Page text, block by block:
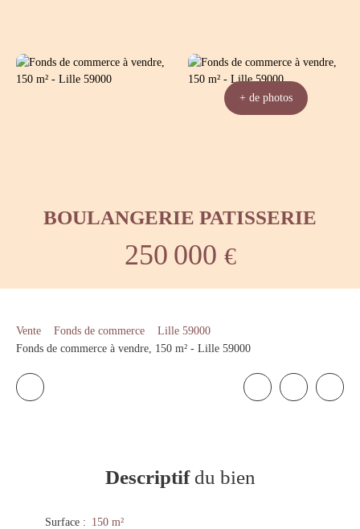
+ de photos
BOULANGERIE PATISSERIE
250 000 €
Vente Fonds de commerce
Lille 59000
Fonds de commerce à vendre, 150 m² - Lille 59000
Descriptifdu bien
Surface : 150 m²